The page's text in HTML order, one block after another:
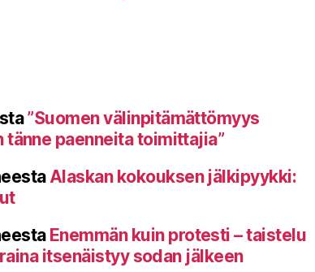
”Suomen välinpitämättömyys
tänne paenneita toimittajia”
Alaskan kokouksen jälkipyykki:
Enemmän kuin protesti – taistelu
itsenäistyy sodan jälkeen